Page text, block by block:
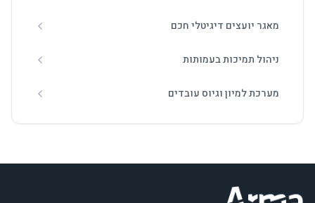
מאגר יועצים דיגיטלי חכם
ניהול תמיכות בעמותות
מערכת למיון וגיוס עובדים